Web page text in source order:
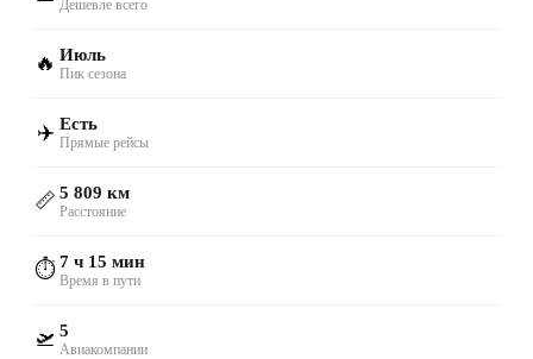
Дешевле всего
🔥 Июль
Пик сезона
✈️ Есть
Прямые рейсы
📏 5 809 км
Расстояние
⏱️7 ч 15 мин
Время в пути
🛫 5
Авиакомпании